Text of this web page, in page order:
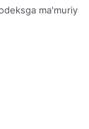
ma'muriy